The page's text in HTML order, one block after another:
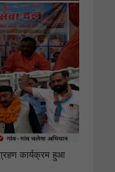
कार्यक्रम हुआ